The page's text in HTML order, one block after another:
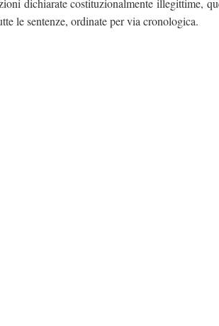
dichiarate costituzionalmente illegittime,
le sentenze, ordinate per via cronologica.